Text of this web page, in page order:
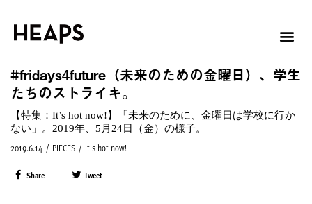
#fridays4future（未来のための金曜日）、学生
たちのストライキ。
【特集：It’s hot now!】「未来のために、金曜日は学校に行か
ない」。2019年、5月24日（金）の様子。
2019.6.14 / PIECES / It's hot now!
Share Tweet